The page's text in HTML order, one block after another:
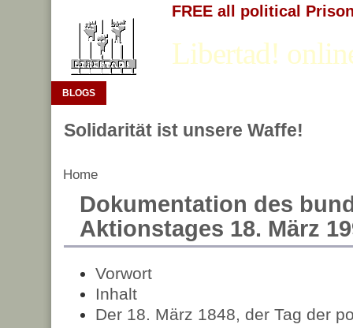
FREE all political
Libertad!
BLOGS
Solidarität ist unsere Waffe!
Home
Dokumentation des
Aktionstages 18. März
Vorwort
Inhalt
Der 18. März 1848, der Tag der